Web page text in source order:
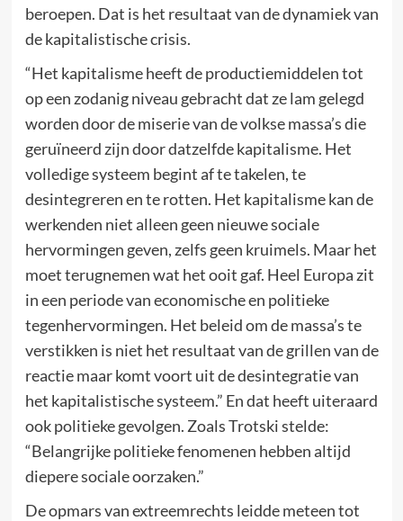
beroepen. Dat is het resultaat van de dynamiek van
de kapitalistische crisis.
“Het kapitalisme heeft de productiemiddelen tot
op een zodanig niveau gebracht dat ze lam gelegd
worden door de miserie van de volkse massa’s die
geruïneerd zijn door datzelfde kapitalisme. Het
volledige systeem begint af te takelen, te
desintegreren en te rotten. Het kapitalisme kan de
werkenden niet alleen geen nieuwe sociale
hervormingen geven, zelfs geen kruimels. Maar het
moet terugnemen wat het ooit gaf. Heel Europa zit
in een periode van economische en politieke
tegenhervormingen. Het beleid om de massa’s te
verstikken is niet het resultaat van de grillen van de
reactie maar komt voort uit de desintegratie van
het kapitalistische systeem.” En dat heeft uiteraard
ook politieke gevolgen. Zoals Trotski stelde:
“Belangrijke politieke fenomenen hebben altijd
diepere sociale oorzaken.”
De opmars van extreemrechts leidde meteen tot